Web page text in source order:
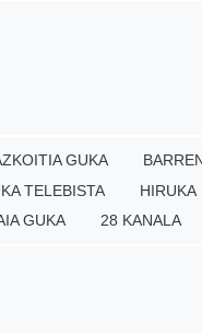
GUKA
TELEBISTA
HIRUKA
GUKA 28 KANALA